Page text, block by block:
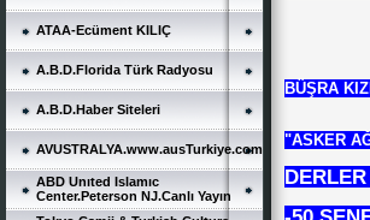
ATAA-Ecüment KILIÇ
A.B.D.Florida Türk Radyosu
A.B.D.Haber Siteleri
AVUSTRALYA.www.ausTurkiye.com
ABD Unıted Islamıc
Center.Peterson NJ.Canlı Yayın
BÜŞRA
"ASKER